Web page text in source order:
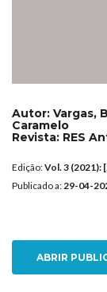
Autor: Vargas,
Caramelo
Revista: RES
Edição:Vol. 3 (2021):
Publicado a: 29-04-
ABRIR